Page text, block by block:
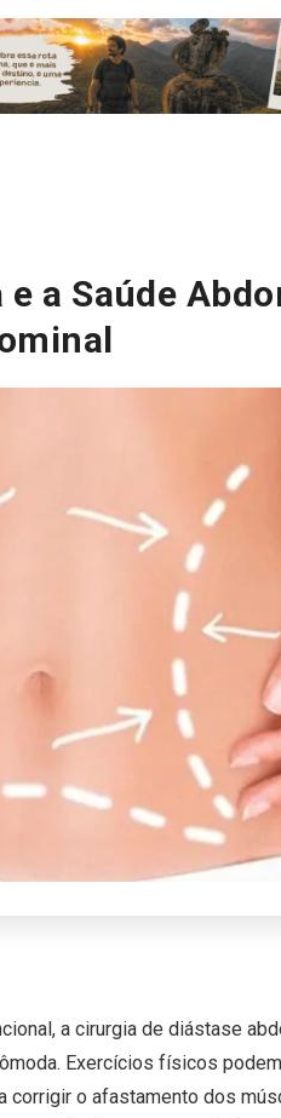
a Saúde
a cirurgia de diástase
Exercícios físicos
corrigir o afastamento dos